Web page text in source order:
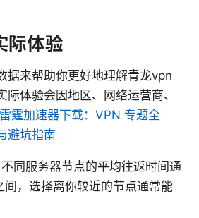
际体验
据来帮助你更好地理解青龙vpn
际体验会因地区、网络运营商、
雷霆加速器下载：VPN 专题全
避坑指南
同服务器节点的平均往返时间通
，选择离你较近的节点通常能